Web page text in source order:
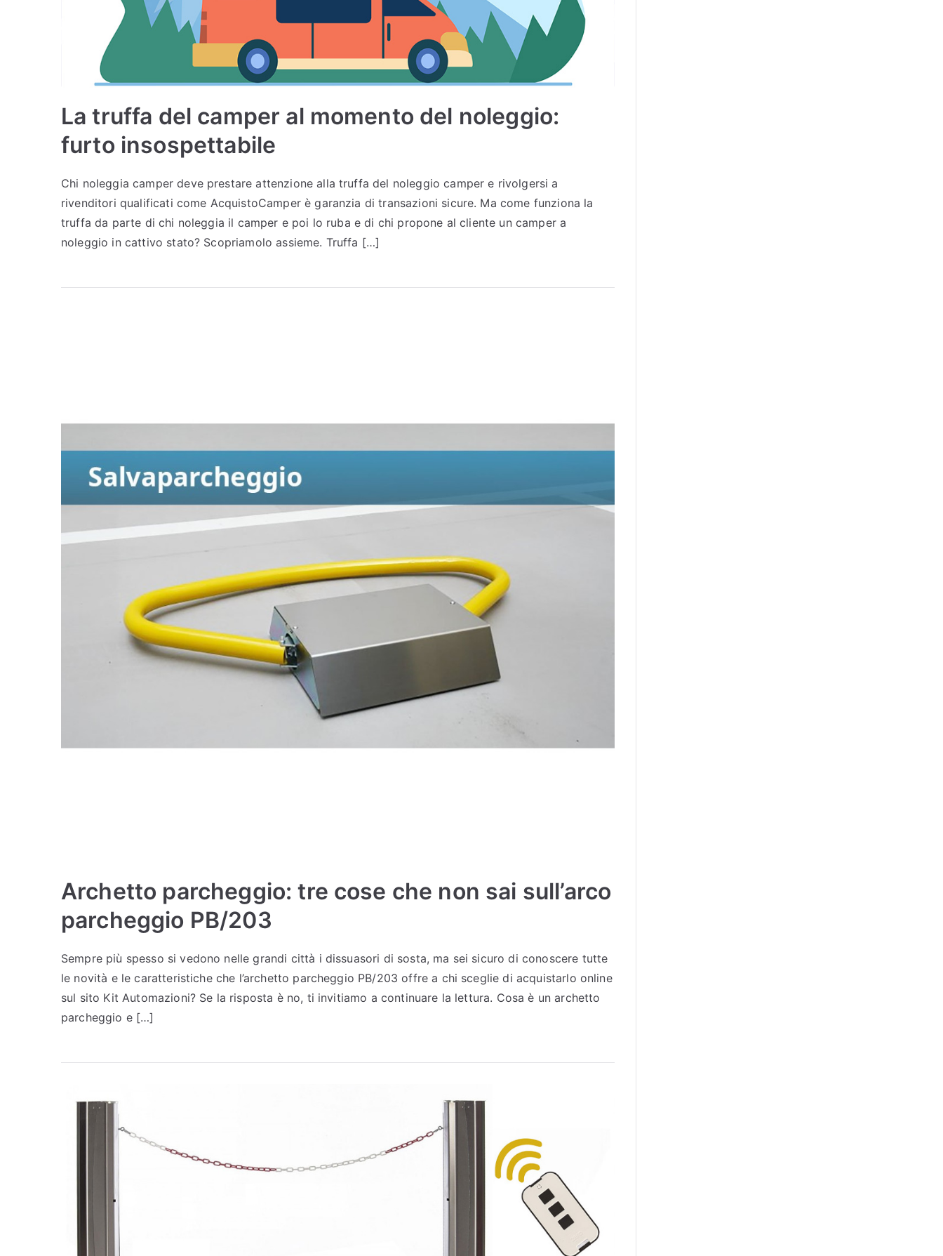
La truffa del camper al momento del noleggio:
furto insospettabile
Chi noleggia camper deve prestare attenzione alla truffa del noleggio camper e rivolgersi a
rivenditori qualificati come AcquistoCamper è garanzia di transazioni sicure. Ma come funziona la
truffa da parte di chi noleggia il camper e poi lo ruba e di chi propone al cliente un camper a
noleggio in cattivo stato? Scopriamolo assieme. Truffa […]
Archetto parcheggio: tre cose che non sai sull’arco
parcheggio PB/203
Sempre più spesso si vedono nelle grandi città i dissuasori di sosta, ma sei sicuro di conoscere tutte
le novità e le caratteristiche che l’archetto parcheggio PB/203 offre a chi sceglie di acquistarlo online
sul sito Kit Automazioni? Se la risposta è no, ti invitiamo a continuare la lettura. Cosa è un archetto
parcheggio e […]